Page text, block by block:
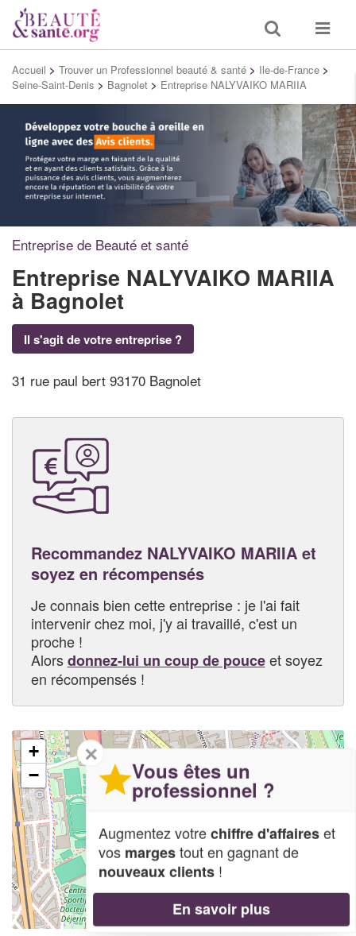
Toggle
search
Toggle
Accueil > Trouver un Professionnel beauté & santé > Ile-de-France >
Seine-Saint-Denis > Bagnolet > Entreprise NALYVAIKO MARIIA
Entreprise de Beauté et santé
Entreprise NALYVAIKO MARIIA
à Bagnolet
Il s'agit de votre entreprise ?
31 rue paul bert 93170 Bagnolet
Recommandez NALYVAIKO MARIIA et
soyez en récompensés
Je connais bien cette entreprise : je l'ai fait
intervenir chez moi, j'y ai travaillé, c'est un
proche !
Alorsdonnez-lui un coup de pouceet soyez
en récompensés !
+
−
✕
Vous êtes un
professionnel ?
Augmentez votrechiffre d'affaireset
vos margestout en gagnant de
nouveaux clients !
En savoir plus